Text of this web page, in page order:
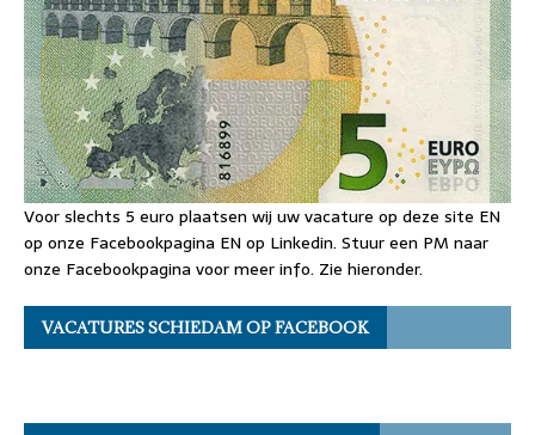
Voor slechts 5 euro plaatsen wij uw vacature op deze site EN
op onze Facebookpagina EN op Linkedin. Stuur een PM naar
onze Facebookpagina voor meer info. Zie hieronder.
VACATURES SCHIEDAM OP FACEBOOK